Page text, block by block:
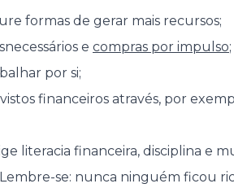
formas de gerar mais recursos;
e compras por impulso;
por si;
financeiros através, por
literacia financeira, disciplina e
se: nunca ninguém ficou